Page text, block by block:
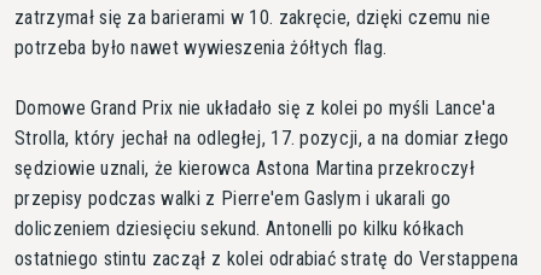
zatrzymał się za barierami w 10. zakręcie, dzięki czemu nie
potrzeba było nawet wywieszenia żółtych flag.
Domowe Grand Prix nie układało się z kolei po myśli Lance'a
Strolla, który jechał na odległej, 17. pozycji, a na domiar złego
sędziowie uznali, że kierowca Astona Martina przekroczył
przepisy podczas walki z Pierre'em Gaslym i ukarali go
doliczeniem dziesięciu sekund. Antonelli po kilku kółkach
ostatniego stintu zaczął z kolei odrabiać stratę do Verstappena